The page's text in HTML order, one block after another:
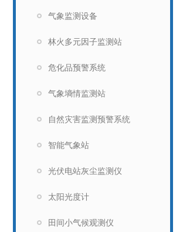
气象监测设备
林火多元因子监测站
危化品预警系统
气象墒情监测站
自然灾害监测预警系统
智能气象站
光伏电站灰尘监测仪
太阳光度计
田间小气候观测仪